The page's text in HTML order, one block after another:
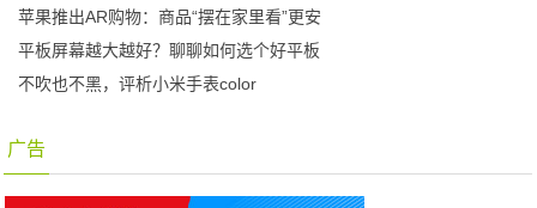
苹果推出AR购物：商品“摆在家里看”更安
平板屏幕越大越好？聊聊如何选个好平板
不吹也不黑，评析小米手表color
广告